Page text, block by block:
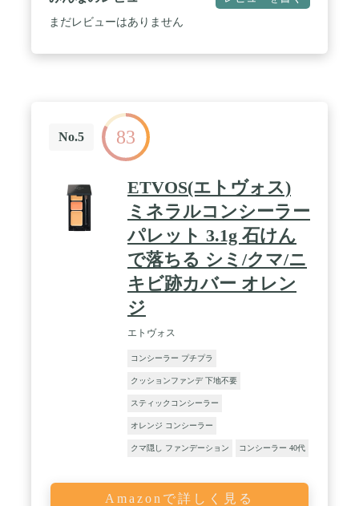
まだレビューはありません
No.5 83
ETVOS(エトヴォス)
ミネラルコンシーラー
パレット 3.1g 石けん
で落ちる シミ/クマ/ニ
キビ跡カバー オレン
ジ
エトヴォス
コンシーラー プチプラ
クッションファンデ 下地不要
スティックコンシーラー
オレンジ コンシーラー
クマ隠し ファンデーション コンシーラー 40代
Amazonで詳しく見る